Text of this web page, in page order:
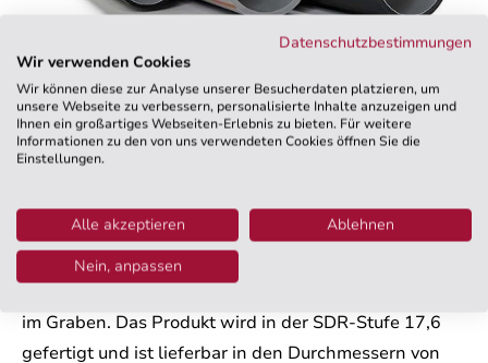
Freispiegelrohre aus PE 100
Als Mantel für eine optimale
Schwerkraftentwässerung dient unser WKT
Hergestellt in schwarz mit heller Innenschicht und
hellgrau mit braunen Streifen eignet sich auch dieses
im Graben. Das Produkt wird in der SDR-Stufe 17,6
gefertigt und ist lieferbar in den Durchmessern von
Datenschutzbestimmungen
Wir verwenden Cookies
Wir können diese zur Analyse unserer Besucherdaten platzieren, um
unsere Webseite zu verbessern, personalisierte Inhalte anzuzeigen und
Ihnen ein großartiges Webseiten-Erlebnis zu bieten. Für weitere
Informationen zu den von uns verwendeten Cookies öffnen Sie die
Einstellungen.
Alle akzeptieren
Ablehnen
Nein, anpassen